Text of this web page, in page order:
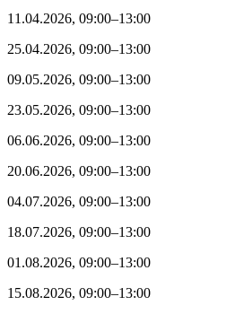
11.04.2026, 09:00–13:00
25.04.2026, 09:00–13:00
09.05.2026, 09:00–13:00
23.05.2026, 09:00–13:00
06.06.2026, 09:00–13:00
20.06.2026, 09:00–13:00
04.07.2026, 09:00–13:00
18.07.2026, 09:00–13:00
01.08.2026, 09:00–13:00
15.08.2026, 09:00–13:00